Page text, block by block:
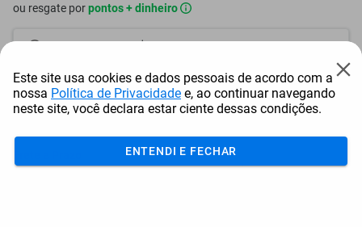
ou resgate porpontos + dinheiro
53.887 + R$ 275,40
50.893 pontos + R$ 413,13
47.900 pontos + R$ 550,80
Este site usa cookies e dados pessoais de acordo com a
nossa Política de Privacidade e, ao continuar navegando
neste site, você declara estar ciente dessas condições.
ENTENDI E FECHAR